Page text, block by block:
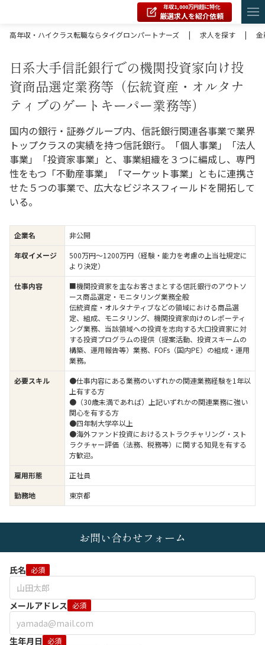
年収1,000万円超に特化
厳選求人を紹介依頼
高年収・ハイクラス転職ならタイグロンパートナーズ
| 求人を探す | 金
日系大手信託銀行での機関投資家向け投
資商品選定業務等（伝統資産・オルタナ
ティブのゲートキーパー業務等）
国内の銀行・証券グループ内、信託銀行関連各事業で業界
トップクラスの実績を持つ信託銀行。「個人事業」「法人
事業」「投資家事業」と、事業組織を３つに編成し、専門
性をもつ「不動産事業」「マーケット事業」ともに連携さ
せた５つの事業で、広大なビジネスフィールドを開拓して
いる。
企業名
非公開
年収イメージ
500万円〜1200万円（経験・能力を考慮の上当社規定に
より決定）
仕事内容
■機関投資家を主なお客さまとする信託銀行のアウトソ
ース商品選定・モニタリング業務全般
伝統資産・オルタナティブなどの領域における商品選
定、組成、モニタリング、機関投資家向けのレポーティ
ング業務、当該領域への投資を志向する大口投資家に対
する投資プログラムの提供（提案活動、投資スキームの
構築、運用報告等）業務、FOFs（国内PE）の組成・運用
業務。
必要スキル
●仕事内容にある業務のいずれかの関連業務経験を1年以
上有する方
●（30歳未満であれば）上記いずれかの関連業務に強い
関心を有する方
●四年制大学卒以上
●海外ファンド投資におけるストラクチャリング・スト
ラクチャー評価（法務、税務等）に関する知見を有する
方歓迎。
雇用形態
正社員
勤務地
東京都
お問い合わせフォーム
氏名 必須
メールアドレス 必須
生年月日 必須